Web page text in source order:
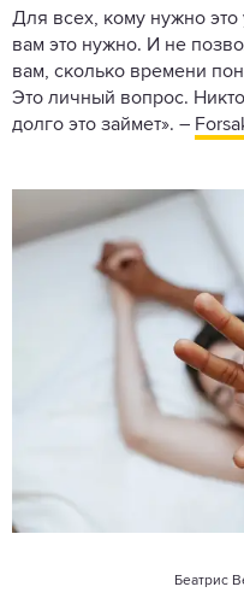
Для всех, кому нужно это
вам это нужно. И не
вам, сколько времени
Это личный вопрос.
долго это займет». –
Беатрис